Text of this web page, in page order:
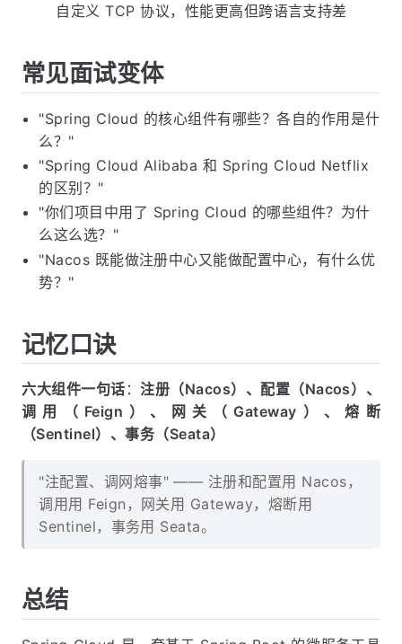
自定义 TCP 协议，性能更高但跨语言支持差
常见面试变体
"Spring Cloud 的核心组件有哪些？各自的作用是什
么？"
"Spring Cloud Alibaba 和 Spring Cloud Netflix
的区别？"
"你们项目中用了 Spring Cloud 的哪些组件？为什
么这么选？"
"Nacos 既能做注册中心又能做配置中心，有什么优
势？"
记忆口诀
六大组件一句话 ：注册（Nacos）、配置（Nacos）、
调用（Feign）、网关（Gateway）、熔断
（Sentinel）、事务（Seata）
"注配置、调网熔事" —— 注册和配置用 Nacos，
调用用 Feign，网关用 Gateway，熔断用
Sentinel，事务用 Seata。
总结